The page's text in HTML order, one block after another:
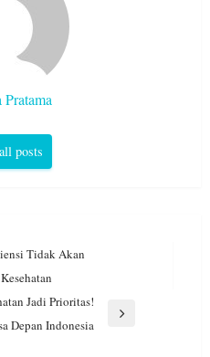
posts
Tidak Akan
Jadi Prioritas!
Depan Indonesia